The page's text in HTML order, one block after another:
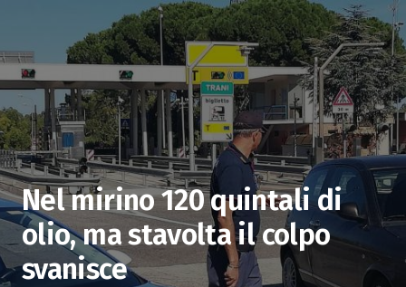
Nel mirino 120 quintali di
olio, ma stavolta il colpo
svanisce